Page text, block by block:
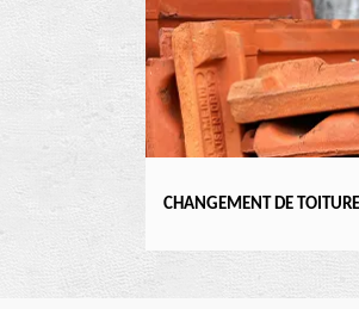
CHANGEMENT DE TOITURE ET TUILE